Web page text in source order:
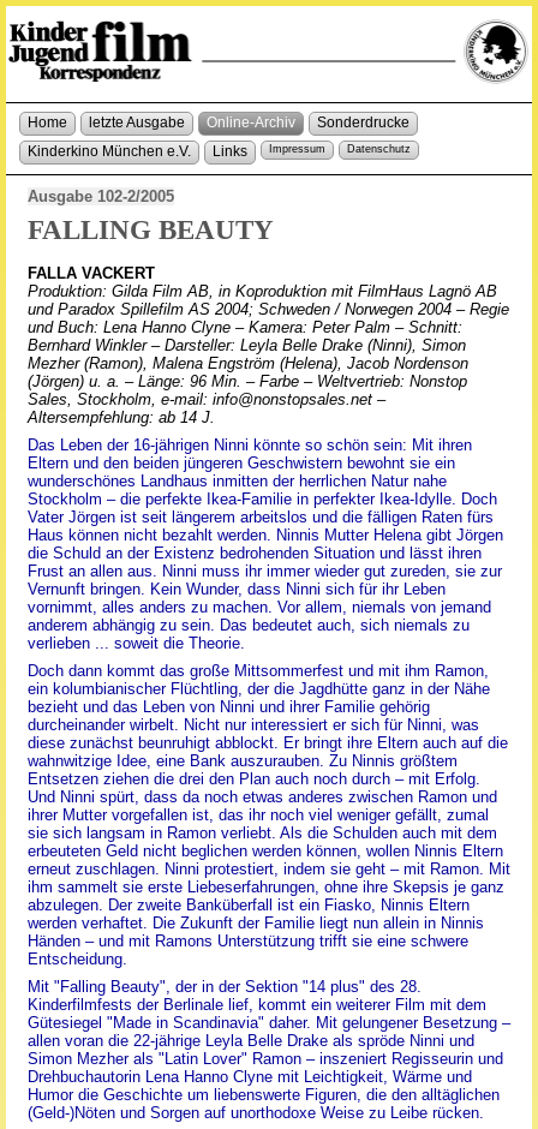
Home letzte Ausgabe Online-Archiv
Sonderdrucke
Kinderkino München e.V.
Links Impressum Datenschutz
Ausgabe 102-2/2005
FALLING BEAUTY
FALLA VACKERT
Produktion: Gilda Film AB, in Koproduktion mit FilmHaus Lagnö AB
und Paradox Spillefilm AS 2004; Schweden / Norwegen 2004 – Regie
und Buch: Lena Hanno Clyne – Kamera: Peter Palm – Schnitt:
Bernhard Winkler – Darsteller: Leyla Belle Drake (Ninni), Simon
Mezher (Ramon), Malena Engström (Helena), Jacob Nordenson
(Jörgen) u. a. – Länge: 96 Min. – Farbe – Weltvertrieb: Nonstop
Sales, Stockholm, e-mail: info@nonstopsales.net –
Altersempfehlung: ab 14 J.
Das Leben der 16-jährigen Ninni könnte so schön sein: Mit ihren
Eltern und den beiden jüngeren Geschwistern bewohnt sie ein
wunderschönes Landhaus inmitten der herrlichen Natur nahe
Stockholm – die perfekte Ikea-Familie in perfekter Ikea-Idylle. Doch
Vater Jörgen ist seit längerem arbeitslos und die fälligen Raten fürs
Haus können nicht bezahlt werden. Ninnis Mutter Helena gibt Jörgen
die Schuld an der Existenz bedrohenden Situation und lässt ihren
Frust an allen aus. Ninni muss ihr immer wieder gut zureden, sie zur
Vernunft bringen. Kein Wunder, dass Ninni sich für ihr Leben
vornimmt, alles anders zu machen. Vor allem, niemals von jemand
anderem abhängig zu sein. Das bedeutet auch, sich niemals zu
verlieben ... soweit die Theorie.
Doch dann kommt das große Mittsommerfest und mit ihm Ramon,
ein kolumbianischer Flüchtling, der die Jagdhütte ganz in der Nähe
bezieht und das Leben von Ninni und ihrer Familie gehörig
durcheinander wirbelt. Nicht nur interessiert er sich für Ninni, was
diese zunächst beunruhigt abblockt. Er bringt ihre Eltern auch auf die
wahnwitzige Idee, eine Bank auszurauben. Zu Ninnis größtem
Entsetzen ziehen die drei den Plan auch noch durch – mit Erfolg.
Und Ninni spürt, dass da noch etwas anderes zwischen Ramon und
ihrer Mutter vorgefallen ist, das ihr noch viel weniger gefällt, zumal
sie sich langsam in Ramon verliebt. Als die Schulden auch mit dem
erbeuteten Geld nicht beglichen werden können, wollen Ninnis Eltern
erneut zuschlagen. Ninni protestiert, indem sie geht – mit Ramon. Mit
ihm sammelt sie erste Liebeserfahrungen, ohne ihre Skepsis je ganz
abzulegen. Der zweite Banküberfall ist ein Fiasko, Ninnis Eltern
werden verhaftet. Die Zukunft der Familie liegt nun allein in Ninnis
Händen – und mit Ramons Unterstützung trifft sie eine schwere
Entscheidung.
Mit "Falling Beauty", der in der Sektion "14 plus" des 28.
Kinderfilmfests der Berlinale lief, kommt ein weiterer Film mit dem
Gütesiegel "Made in Scandinavia" daher. Mit gelungener Besetzung –
allen voran die 22-jährige Leyla Belle Drake als spröde Ninni und
Simon Mezher als "Latin Lover" Ramon – inszeniert Regisseurin und
Drehbuchautorin Lena Hanno Clyne mit Leichtigkeit, Wärme und
Humor die Geschichte um liebenswerte Figuren, die den alltäglichen
(Geld-)Nöten und Sorgen auf unorthodoxe Weise zu Leibe rücken.